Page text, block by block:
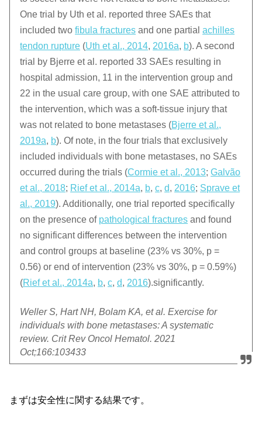
One trial by Uth et al. reported three SAEs that
included twofibula fractures and one partialachilles
tendon rupture (Uth et al., 2014, 2016a, b). A second
trial by Bjerre et al. reported 33 SAEs resulting in
hospital admission, 11 in the intervention group and
22 in the usual care group, with one SAE attributed to
the intervention, which was a soft-tissue injury that
was not related to bone metastases (Bjerre et al.,
2019a, b). Of note, in the four trials that exclusively
included individuals with bone metastases, no SAEs
occurred during the trials (Cormie et al., 2013;Galvão
et al., 2018; Rief et al., 2014a, b,c,d, 2016; Sprave et
al., 2019). Additionally, one trial reported specifically
on the presence of pathological fractures and found
no significant differences between the intervention
and control groups at baseline (23% vs 30%, p =
0.56) or end of intervention (23% vs 30%, p = 0.59%)
(Rief et al., 2014a, b,c,d, 2016).significantly.
Weller S, Hart NH, Bolam KA, et al. Exercise for
individuals with bone metastases: A systematic
review. Crit Rev Oncol Hematol. 2021
Oct;166:103433
まずは安全性に関する結果です。